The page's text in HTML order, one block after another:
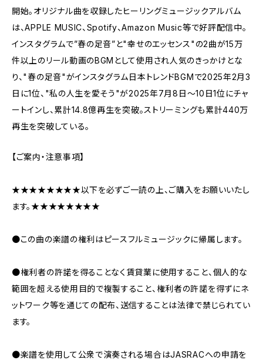
開始。オリジナル曲を収録したヒーリングミュージックアルバム
は、APPLE MUSIC、Spotify、Amazon Music等で好評配信中。
インスタグラムで”春の足音”と"幸せのエッセンス"の2曲が15万
件以上のリール動画のBGMとして使用され人気のきっかけとな
り、"春の足音"がインスタグラム日本トレンドBGMで2025年2月3
日に1位、"私の人生を愛そう"が2025年7月8日〜10日1位にチャ
ートインし、累計14.8億再生を突破。ストリーミングも累計440万
再生を突破している。
【ご案内・注意事項】
★★★★★★★★以下を必ずご一読の上、ご購入をお願いいたし
ます。★★★★★★★★
●この曲の楽譜の権利はピースフルミュージックに帰属します。
●権利者の許諾を得ることなく賃貸業に使用すること、個人的な
範囲を超える使用目的で複製すること、権利者の許諾を得ずにネ
ットワーク等を通じての配布、送信することは法律で禁じられてい
ます。
●楽譜を使用して公衆で演奏される場合はJASRACへの申請を